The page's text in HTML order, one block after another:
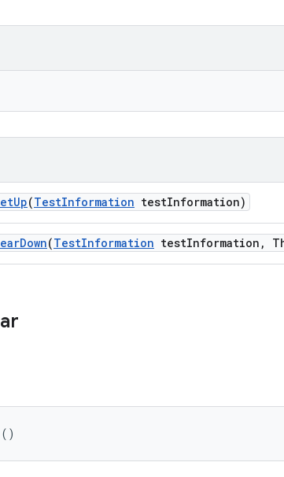
Up(TestInformation testInformation)
Down(TestInformation testInformation ,
()